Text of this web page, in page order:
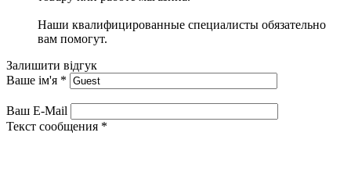
Наши квалифицированные специалисты обязательно
вам помогут.
Залишити відгук
Ваше ім'я *
Ваш E-Mail
Текст сообщения *